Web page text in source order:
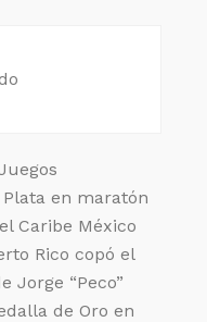
Plata en maratón
Caribe México
Rico copó el
Jorge “Peco”
de Oro en